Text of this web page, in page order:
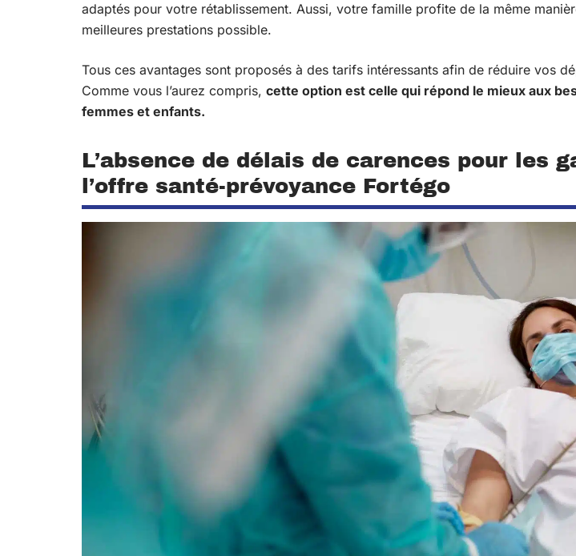
adaptés pour votre rétablissement. Aussi, votre famille profite de la même
meilleures prestations possible.
Tous ces avantages sont proposés à des tarifs intéressants afin de réduire vos
Comme vous l’aurez compris, cette option est celle qui répond le mieux aux
femmes et enfants.
L’absence de délais de carences pour les
l’offre santé-prévoyance Fortégo